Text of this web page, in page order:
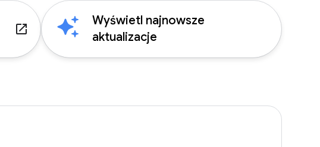
launch
Wyświetl najnowsze
aktualizacje